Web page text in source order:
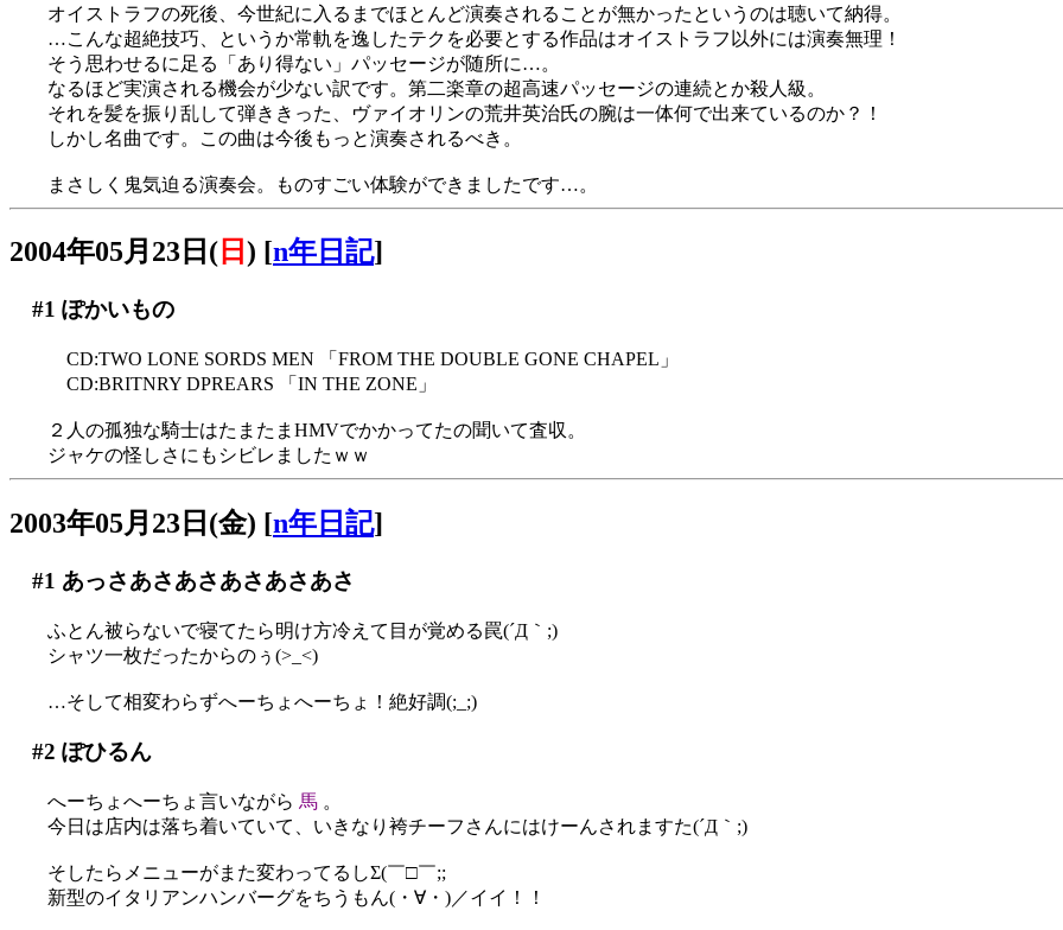
オイストラフの死後、今世紀に入るまでほとんど演奏されることが無かったというのは聴いて納得。
…こんな超絶技巧、というか常軌を逸したテクを必要とする作品はオイストラフ以外には演奏無理！
そう思わせるに足る「あり得ない」パッセージが随所に…。
なるほど実演される機会が少ない訳です。第二楽章の超高速パッセージの連続とか殺人級。
それを髪を振り乱して弾ききった、ヴァイオリンの荒井英治氏の腕は一体何で出来ているのか？！
しかし名曲です。この曲は今後もっと演奏されるべき。
まさしく鬼気迫る演奏会。ものすごい体験ができましたです…。
2004年05月23日( 日 ) [n年日記]
#1 ぽかいもの
CD:TWO LONE SORDS MEN 「FROM THE DOUBLE GONE CHAPEL」
CD:BRITNRY DPREARS 「IN THE ZONE」
２人の孤独な騎士はたまたまHMVでかかってたの聞いて査収。
ジャケの怪しさにもシビレましたｗｗ
2003年05月23日(金) [n年日記]
#1 あっさあさあさあさあさあさ
ふとん被らないで寝てたら明け方冷えて目が覚める罠(´Д｀;)
シャツ一枚だったからのぅ(>_<)
…そして相変わらずへーちょへーちょ！絶好調(;_;)
#2 ぽひるん
へーちょへーちょ言いながら 馬 。
今日は店内は落ち着いていて、いきなり袴チーフさんにはけーんされますた(´Д｀;)
そしたらメニューがまた変わってるしΣ(￣□￣;;
新型のイタリアンハンバーグをちうもん(・∀・)／イイ！！